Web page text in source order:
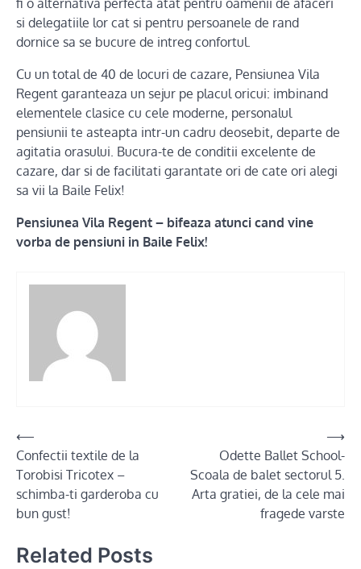
si delegatiile lor cat si pentru persoanele de rand
dornice sa se bucure de intreg confortul.
Cu un total de 40 de locuri de cazare, Pensiunea Vila
Regent garanteaza un sejur pe placul oricui: imbinand
elementele clasice cu cele moderne, personalul
pensiunii te asteapta intr-un cadru deosebit, departe de
agitatia orasului. Bucura-te de conditii excelente de
cazare, dar si de facilitati garantate ori de cate ori alegi
sa vii la Baile Felix!
Pensiunea Vila Regent – bifeaza atunci cand vine
vorba de pensiuni in Baile Felix!
Post
navigation
⟵
Confectii textile de la
Torobisi Tricotex –
schimba-ti garderoba cu
bun gust!
Odette Ballet School-
Scoala de balet sectorul 5.
Arta gratiei, de la cele mai
fragede varste
⟶
Related Posts